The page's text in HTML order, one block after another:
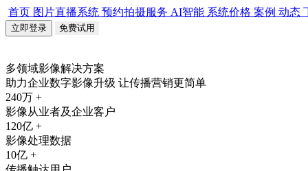
首页 图片直播系统 预约拍摄服务 AI智能 系统价格 案例 动态
立即登录 免费试用
多领域影像解决方案
助力企业数字影像升级 让传播营销更简单
240万 +
影像从业者及企业客户
120亿 +
影像处理数据
10亿 +